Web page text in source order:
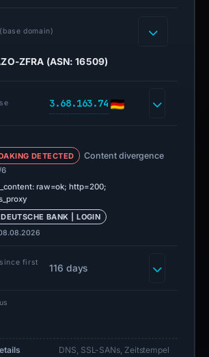
domain)
ZFRA (ASN: 16509)
3.68.163.74
DETECTED Content divergence
6
raw=ok; http=200;
BANK | LOGIN
first
116 days
DNS, SSL-SANs, Zeitstempel